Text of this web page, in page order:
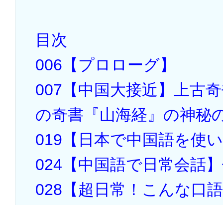
目次
006【プロローグ】
007【中国大接近】上古
の奇書『山海経』の神秘
019【日本で中国語を使
024【中国語で日常会話
028【超日常！こんな口